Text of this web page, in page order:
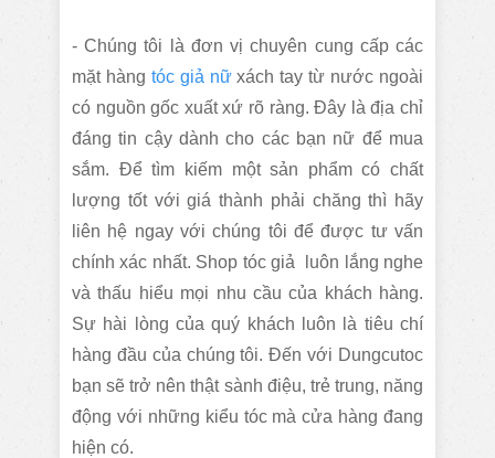
- Chúng tôi là đơn vị chuyên cung cấp các
mặt hàng tóc giả nữxách tay từ nước ngoài
có nguồn gốc xuất xứ rõ ràng. Đây là địa chỉ
đáng tin cậy dành cho các bạn nữ để mua
sắm. Để tìm kiếm một sản phẩm có chất
lượng tốt với giá thành phải chăng thì hãy
liên hệ ngay với chúng tôi để được tư vấn
chính xác nhất. Shop tóc giả luôn lắng nghe
và thấu hiểu mọi nhu cầu của khách hàng.
Sự hài lòng của quý khách luôn là tiêu chí
hàng đầu của chúng tôi. Đến với Dungcutoc
bạn sẽ trở nên thật sành điệu, trẻ trung, năng
động với những kiểu tóc mà cửa hàng đang
hiện có.